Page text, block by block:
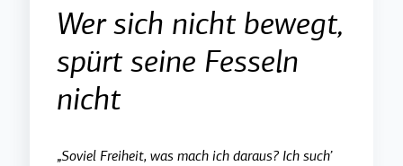
Wer sich nicht bewegt,
spürt seine Fesseln
nicht
„Soviel Freiheit, was mach ich daraus? Ich such’